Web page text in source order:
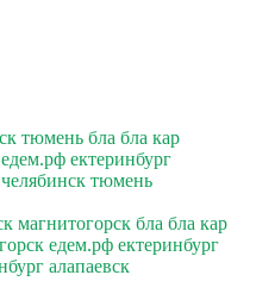
тюмень бла бла кар
ектеринбург
тюмень
магнитогорск бла бла кар
едем.рф ектеринбург
алапаевск